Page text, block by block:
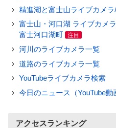
精進湖と富士山ライブカメ
富士山・河口湖 ライブカメ
富士河口湖町
注目
河川のライブカメラ一覧
道路のライブカメラ一覧
YouTubeライブカメラ検索
今日のニュース（YouTube動
アクセスランキング